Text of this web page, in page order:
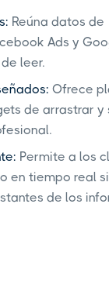
Reúna datos de
Ads y
leer.
Ofrece
de arrastrar y
Permite a los
en tiempo real
de los